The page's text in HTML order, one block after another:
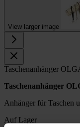
View larger image
Taschenanhänger
Taschenanhänger
Anhänger für Taschen
Auf Lager